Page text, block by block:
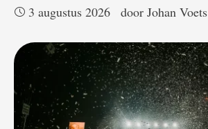
3 augustus 2026
door Johan Voets